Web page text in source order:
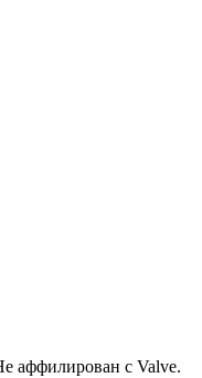
аффилирован с Valve.